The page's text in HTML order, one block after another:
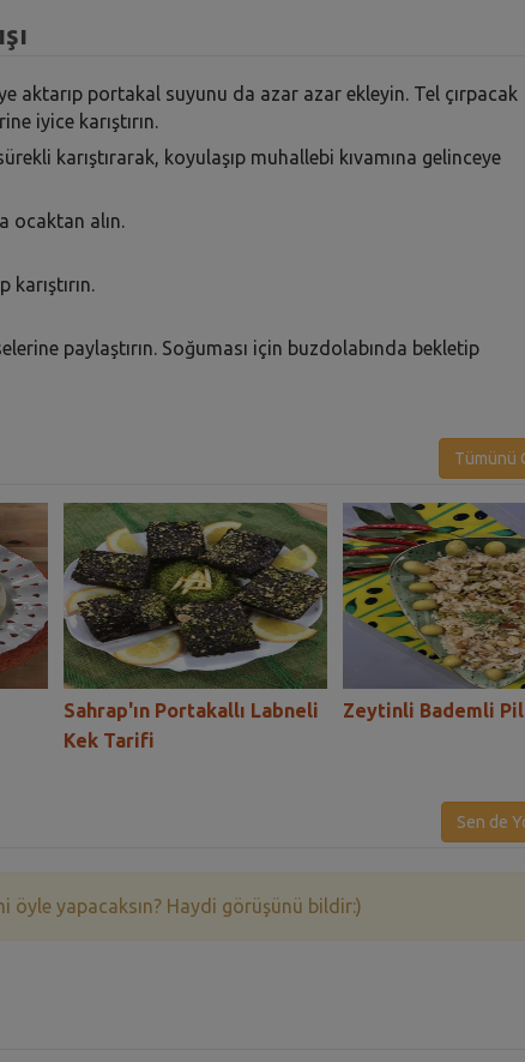
aktarıp portakal suyunu da azar azar ekleyin. Tel çırpacak
iyice karıştırın.
karıştırarak, koyulaşıp muhallebi kıvamına gelinceye
ocaktan alın.
paylaştırın. Soğuması için buzdolabında bekletip
Tümünü
Sahrap'ın Portakallı Labneli
Kek Tarifi
Zeytinli Bademli
Sen de
öyle yapacaksın? Haydi görüşünü bildir:)